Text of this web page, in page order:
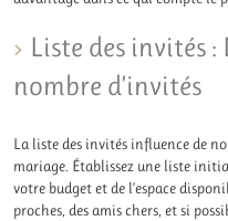
Liste des invités
nombre d’invités
La liste des invités influence de
mariage. Établissez une liste
votre budget et de l’espace
proches, des amis chers, et si